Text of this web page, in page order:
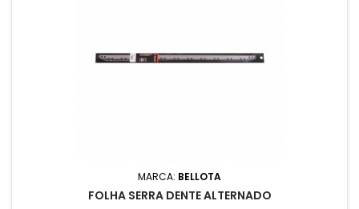
MARCA: BELLOTA
FOLHA SERRA DENTE ALTERNADO